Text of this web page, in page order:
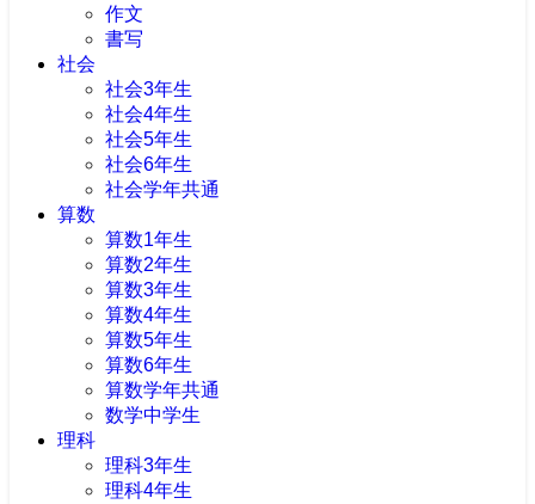
作文
書写
社会
社会3年生
社会4年生
社会5年生
社会6年生
社会学年共通
算数
算数1年生
算数2年生
算数3年生
算数4年生
算数5年生
算数6年生
算数学年共通
数学中学生
理科
理科3年生
理科4年生